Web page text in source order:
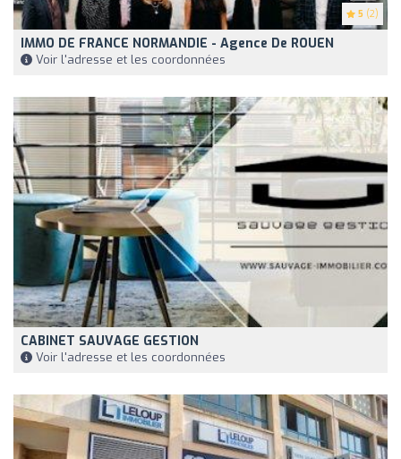
5 (2)
IMMO DE FRANCE NORMANDIE - Agence De ROUEN
Voir l'adresse et les coordonnées
CABINET SAUVAGE GESTION
Voir l'adresse et les coordonnées